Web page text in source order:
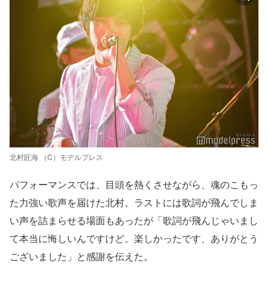
北村匠海 （C）モデルプレス
パフォーマンスでは、目頭を熱くさせながら、魂のこもっ
た力強い歌声を届けた北村。ラストには歌詞が飛んでしま
い声を詰まらせる場面もあったが「歌詞が飛んじゃいまし
て本当に悔しいんですけど。楽しかったです、ありがとう
ございました」と感謝を伝えた。